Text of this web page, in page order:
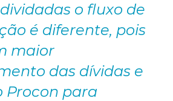
o fluxo de
é diferente, pois
maior
das dívidas e
Procon para